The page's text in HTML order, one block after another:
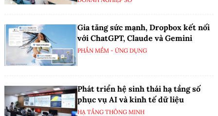
Gia tăng sức mạnh, Dropbox kết nối
với ChatGPT, Claude và Gemini
PHẦN MỀM - ỨNG DỤNG
Phát triển hệ sinh thái hạ tầng số
phục vụ AI và kinh tế dữ liệu
HẠ TẦNG THÔNG MINH